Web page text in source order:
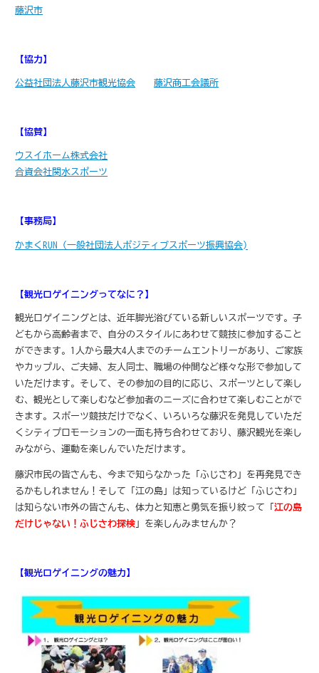
藤沢市
【協力】
公益社団法人藤沢市観光協会 藤沢商工会議所
【協賛】
ウスイホーム株式会社
合資会社関水スポーツ
【事務局】
かまくRUN（一般社団法人ポジティブスポーツ振興協会)
【観光ロゲイニングってなに？】
観光ロゲイニングとは、近年脚光浴びている新しいスポーツです。子
どもから高齢者まで、自分のスタイルにあわせて競技に参加すること
ができます。1人から最大4人までのチームエントリーがあり、ご家族
やカップル、ご夫婦、友人同士、職場の仲間など様々な形で参加して
いただけます。そして、その参加の目的に応じ、スポーツとして楽し
む、観光として楽しむなど参加者のニーズに合わせて楽しむことがで
きます。スポーツ競技だけでなく、いろいろな藤沢を発見していただ
くシティプロモーションの一面も持ち合わせており、藤沢観光を楽し
みながら、運動を楽しんでいただけます。
藤沢市民の皆さんも、今まで知らなかった「ふじさわ」を再発見でき
るかもしれません！そして「江の島」は知っているけど「ふじさわ」
は知らない市外の皆さんも、体力と知恵と勇気を振り絞って「江の島
だけじゃない！ふじさわ探検 」を楽しんみませんか？
【観光ロゲイニングの魅力】